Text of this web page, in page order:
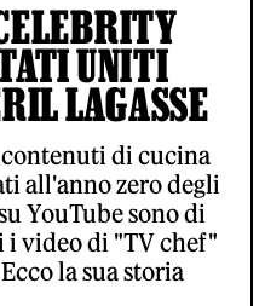
UNITI
LAGASSE
di cucina
all'anno zero degli
YouTube sono di
video di "TV chef"
la sua storia